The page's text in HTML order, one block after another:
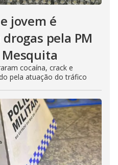
jovem é
pela PM
cocaína, crack e
pela atuação do tráfico